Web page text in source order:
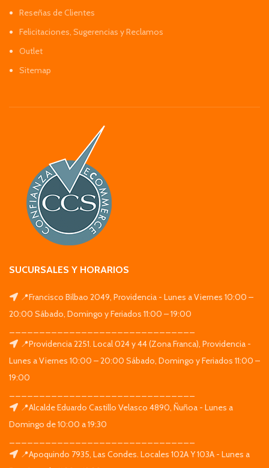
Reseñas de Clientes
Felicitaciones, Sugerencias y Reclamos
Outlet
Sitemap
SUCURSALES Y HORARIOS
📍Francisco Bilbao 2049, Providencia - Lunes a Viernes 10:00 –
20:00 Sábado, Domingo y Feriados 11:00 – 19:00
📍Providencia 2251. Local 024 y 44 (Zona Franca), Providencia -
Lunes a Viernes 10:00 – 20:00 Sábado, Domingo y Feriados 11:00 –
19:00
📍Alcalde Eduardo Castillo Velasco 4890, Ñuñoa - Lunes a
Domingo de 10:00 a 19:30
📍Apoquindo 7935, Las Condes. Locales 102A Y 103A - Lunes a